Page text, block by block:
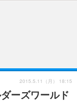
グッズ
ビジネス
アーティスト
実写
ーズワールド
2015.5.11（月） 18:15